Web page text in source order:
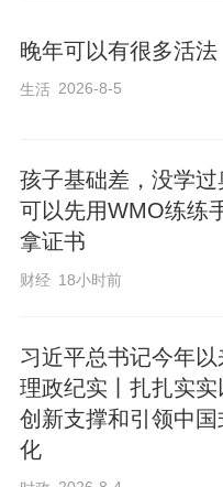
准确，看得出来
努力的态度格外难
掌声响起的瞬间
的头慢慢抬起，
从未有过的光亮
的欣喜。整堂课
的模样与之前判若
我知道，这是改
后，我叫住小枫
晚年可以有很多活法
生活 2026-8-5
孩子基础差，没学过
可以先用WMO练练
拿证书
财经 18小时前
习近平总书记今年以
理政纪实丨扎扎实实
创新支撑和引领中国
化